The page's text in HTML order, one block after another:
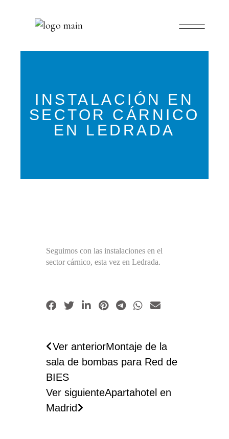
INSTALACIÓN EN
SECTOR CÁRNICO
EN LEDRADA
Seguimos con las instalaciones en el
sector cárnico, esta vez en Ledrada.
Ver anteriorMontaje de la
sala de bombas para Red de
BIES
Ver siguienteApartahotel en
Madrid